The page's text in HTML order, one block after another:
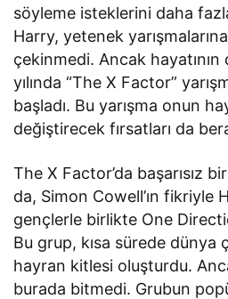
söyleme isteklerini daha
Harry, yetenek
çekinmedi. Ancak
yılında “The X Factor”
başladı. Bu yarışma onun
değiştirecek fırsatları da
The X Factor’da başarısız
da, Simon Cowell’ın fikriyle
gençlerle birlikte One
Bu grup, kısa sürede dünya
hayran kitlesi oluşturdu.
burada bitmedi. Grubun